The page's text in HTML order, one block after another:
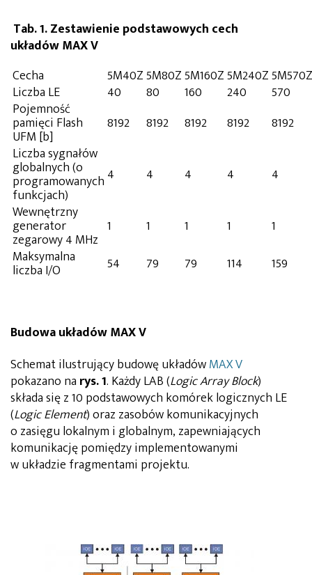
Tab. 1. Zestawienie podstawowych cech
układów MAX V
Cecha
5M40Z5M80Z5M160Z5M240Z5M570Z
Liczba LE
40 80 160 240
570
Pojemność
pamięci Flash
UFM [b]
8192 8192 8192 8192
8192
Liczba sygnałów
globalnych (o
programowanych
funkcjach)
4 4 4 4
4
Wewnętrzny
generator
zegarowy 4 MHz
1 1 1 1
1
Maksymalna
liczba I/O 54 79 79 114 159
Budowa układów MAX V
Schemat ilustrujący budowę układówMAX V
pokazano na rys. 1. Każdy LAB (Logic Array Block)
składa się z 10 podstawowych komórek logicznych LE
(Logic Element) oraz zasobów komunikacyjnych
o zasięgu lokalnym i globalnym, zapewniających
komunikację pomiędzy implementowanymi
w układzie fragmentami projektu.